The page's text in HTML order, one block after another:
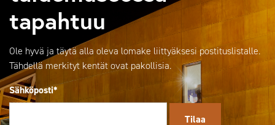
tapahtuu
Ole hyvä ja täytä alla oleva lomake liittyäksesi postituslistalle.
Tähdellä merkityt kentät ovat pakollisia.
Sähköposti*